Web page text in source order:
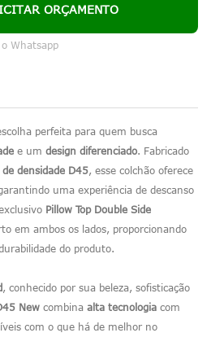
ORÇAMENTO
Whatsapp
perfeita para quem busca
e um design diferenciado. Fabricado
densidade D45, esse colchão oferece
uma experiência de descanso
Pillow Top Double Side
em ambos os lados, proporcionando
do produto.
, conhecido por sua beleza, sofisticação
New combina alta tecnologia com
com o que há de melhor no